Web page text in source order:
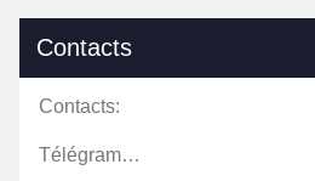
Contacts
Contacts:
Télégramme: